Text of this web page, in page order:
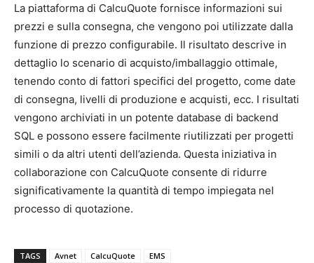
La piattaforma di CalcuQuote fornisce informazioni sui
prezzi e sulla consegna, che vengono poi utilizzate dalla
funzione di prezzo configurabile. Il risultato descrive in
dettaglio lo scenario di acquisto/imballaggio ottimale,
tenendo conto di fattori specifici del progetto, come date
di consegna, livelli di produzione e acquisti, ecc. I risultati
vengono archiviati in un potente database di backend
SQL e possono essere facilmente riutilizzati per progetti
simili o da altri utenti dell’azienda. Questa iniziativa in
collaborazione con CalcuQuote consente di ridurre
significativamente la quantità di tempo impiegata nel
processo di quotazione.
TAGS Avnet CalcuQuote EMS